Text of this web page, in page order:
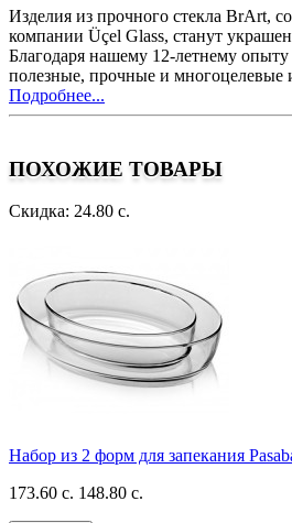
Изделия из прочного стекла BrArt,
компании Üçel Glass, станут
Благодаря нашему 12-летнему
полезные, прочные и многоцелевые
Подробнее...
ПОХОЖИЕ ТОВАРЫ
Скидка: 24.80 с.
Набор из 2 форм для запекания
173.60 с. 148.80 с.